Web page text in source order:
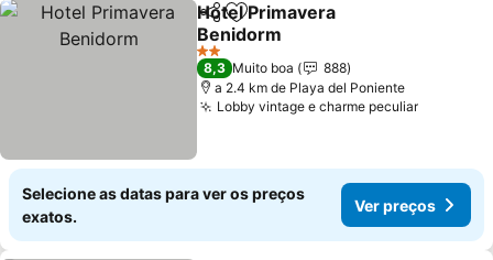
PartilharAdicionar aos favoritos
Hotel Primavera
Benidorm
2 Estrelas
8,3 Muito boa
888
a 2.4 km de Playa del Poniente
Lobby vintage e charme peculiar
Selecione as datas para ver os preços
exatos.
Ver preços